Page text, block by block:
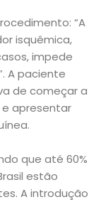
“A
isquêmica,
impede
A paciente
de começar a
apresentar
que até 60%
estão
A introdução